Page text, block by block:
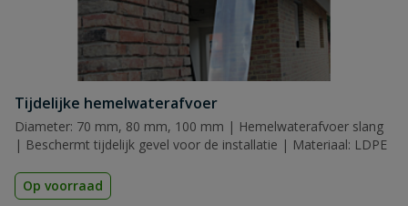
Tijdelijke hemelwaterafvoer
Diameter: 70 mm, 80 mm, 100 mm | Hemelwaterafvoer slang
| Beschermt tijdelijk gevel voor de installatie | Materiaal: LDPE
Op voorraad